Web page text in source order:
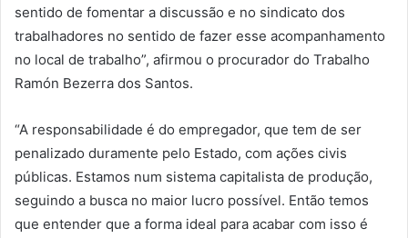
sentido de fomentar a discussão e no sindicato dos
trabalhadores no sentido de fazer esse acompanhamento
no local de trabalho”, afirmou o procurador do Trabalho
Ramón Bezerra dos Santos.
“A responsabilidade é do empregador, que tem de ser
penalizado duramente pelo Estado, com ações civis
públicas. Estamos num sistema capitalista de produção,
seguindo a busca no maior lucro possível. Então temos
que entender que a forma ideal para acabar com isso é